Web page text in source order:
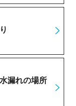
漏れの場所